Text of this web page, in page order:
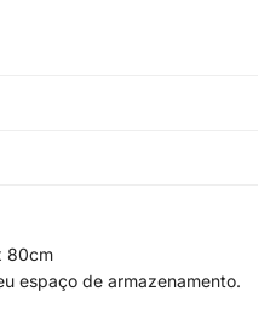
80cm
espaço de armazenamento.